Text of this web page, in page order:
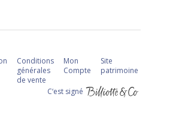
Conditions
générales
de vente
Mon
Compte
Site
patrimoine
C‘est signé